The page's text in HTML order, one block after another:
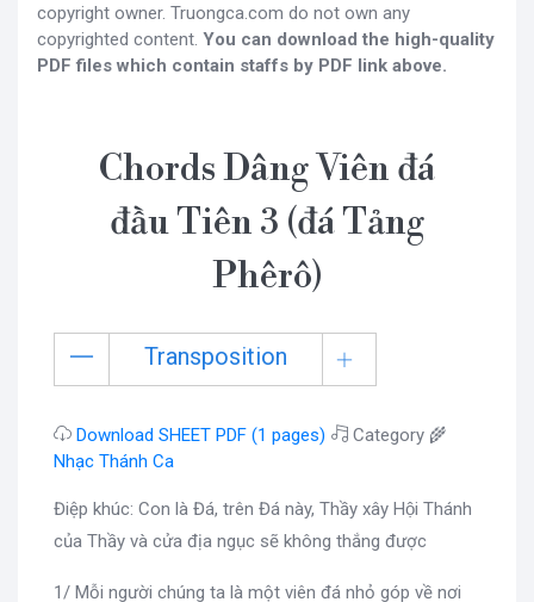
copyright owner. Truongca.com do not own any
copyrighted content. You can download the high-quality
PDF files which contain staffs by PDF link above.
Chords Dâng Viên đá
đầu Tiên 3 (đá Tảng
Phêrô)
Transposition
Download SHEET PDF (1 pages)
Category 🌾
Nhạc Thánh Ca
Điệp khúc: Con là Đá, trên Đá này, Thầy xây Hội Thánh
của Thầy và cửa địa ngục sẽ không thắng được
1/ Mỗi người chúng ta là một viên đá nhỏ góp về nơi